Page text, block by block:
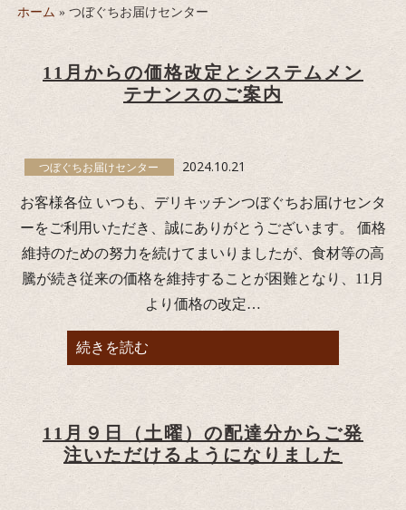
ホーム »つぼぐちお届けセンター
11月からの価格改定とシステムメン
テナンスのご案内
つぼぐちお届けセンター 2024.10.21
お客様各位 いつも、デリキッチンつぼぐちお届けセンタ
ーをご利用いただき、誠にありがとうございます。 価格
維持のための努力を続けてまいりましたが、食材等の高
騰が続き従来の価格を維持することが困難となり、11月
より価格の改定…
続きを読む
11月９日（土曜）の配達分からご発
注いただけるようになりました